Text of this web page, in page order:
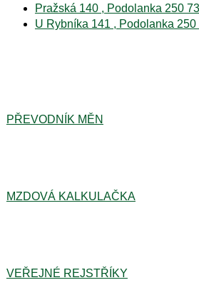
Pražská 140 , Podolanka 250 73
U Rybníka 141 , Podolanka 250
PŘEVODNÍK MĚN
MZDOVÁ KALKULAČKA
VEŘEJNÉ REJSTŘÍKY